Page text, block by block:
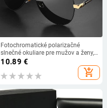
Fotochromatické polarizačné
slnečné okuliare pre mužov a ženy,
luxusný dizajn, nočné videnie,
šoférovanie v aute, polaroidové
slnečné okuliare, módne okuliare
10.89 €
add_shopping_cart